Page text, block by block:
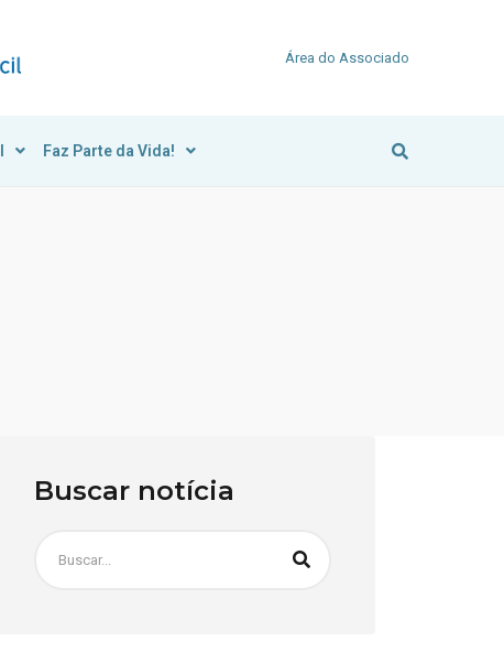
Área do Associado
Faz Parte da Vida!
Buscar notícia